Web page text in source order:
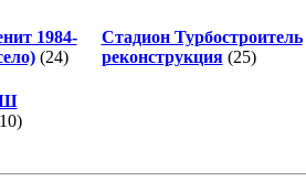
1984-
(24)
Стадион Турбостроитель
реконструкция(25)